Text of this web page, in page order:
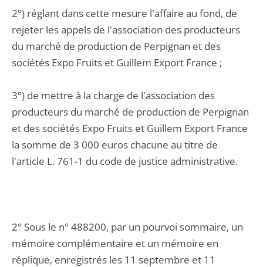
2°) réglant dans cette mesure l'affaire au fond, de
rejeter les appels de l'association des producteurs
du marché de production de Perpignan et des
sociétés Expo Fruits et Guillem Export France ;
3°) de mettre à la charge de l'association des
producteurs du marché de production de Perpignan
et des sociétés Expo Fruits et Guillem Export France
la somme de 3 000 euros chacune au titre de
l'article L. 761-1 du code de justice administrative.
2° Sous le n° 488200, par un pourvoi sommaire, un
mémoire complémentaire et un mémoire en
réplique, enregistrés les 11 septembre et 11